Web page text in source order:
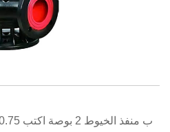
ب منفذ الخيوط 2 بوصة اكتب 0.75 كيلو واط إلى 1.5 كيلو واط